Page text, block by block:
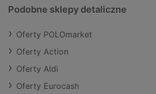
Podobne sklepy detaliczne
Oferty POLOmarket
Oferty Action
Oferty Aldi
Oferty Eurocash